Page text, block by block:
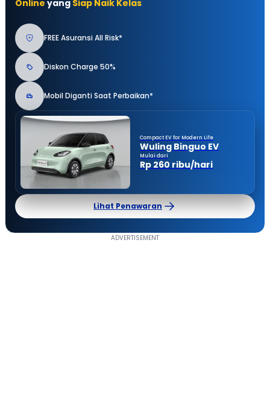
Online yang Siap Naik Kelas
FREE Asuransi All Risk*
Diskon Charge 50%
Mobil Diganti Saat Perbaikan*
Compact EV for Modern Life
Wuling Binguo EV
Mulai dari
Rp 260 ribu/hari
Lihat Penawaran